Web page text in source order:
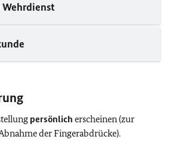
Wehrdienst
persönlich erscheinen (zur
der Fingerabdrücke).